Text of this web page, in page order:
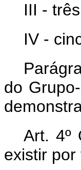
III -
IV -
do
Art. 4º
existir